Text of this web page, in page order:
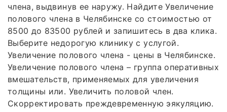
члена, выдвинув ее наружу. Найдите Увеличение
полового члена в Челябинске со стоимостью от
8500 до 83500 рублей и запишитесь в два клика.
Выберите недорогую клинику с услугой.
Увеличение полового члена - цены в Челябинске.
Увеличение полового члена – группа оперативных
вмешательств, применяемых для увеличения
толщины или. Увеличить половой член.
Скорректировать преждевременную эякуляцию.